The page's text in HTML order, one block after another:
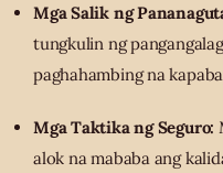
Mga Salik ng
tungkulin ng
paghahambing na
Mga Taktika ng Seguro:
alok na mababa ang